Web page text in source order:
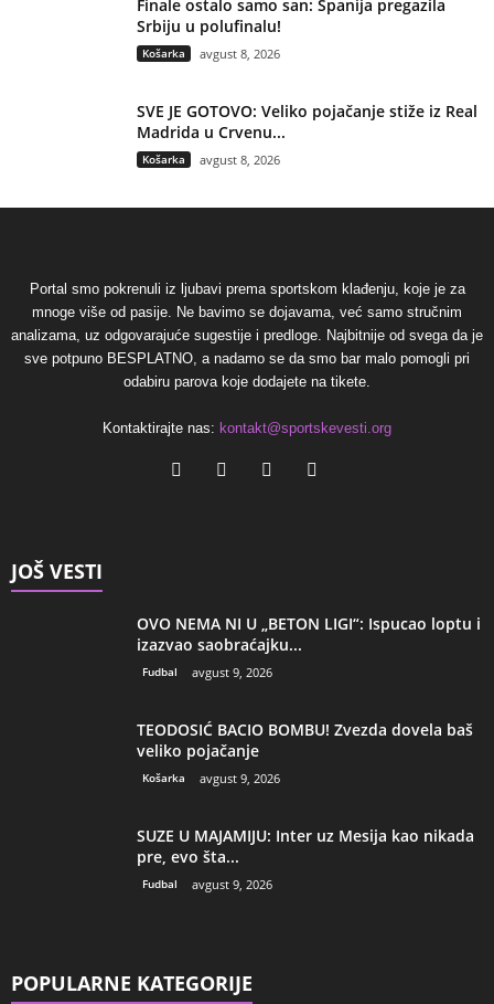
Finale ostalo samo san: Španija pregazila
Srbiju u polufinalu!
Košarka avgust 8, 2026
SVE JE GOTOVO: Veliko pojačanje stiže iz Real
Madrida u Crvenu...
Košarka avgust 8, 2026
Portal smo pokrenuli iz ljubavi prema sportskom klađenju, koje je za
mnoge više od pasije. Ne bavimo se dojavama, već samo stručnim
analizama, uz odgovarajuće sugestije i predloge. Najbitnije od svega da je
sve potpuno BESPLATNO, a nadamo se da smo bar malo pomogli pri
odabiru parova koje dodajete na tikete.
Kontaktirajte nas: kontakt@sportskevesti.org
JOŠ VESTI
OVO NEMA NI U „BETON LIGI“: Ispucao loptu i
izazvao saobraćajku...
Fudbal avgust 9, 2026
TEODOSIĆ BACIO BOMBU! Zvezda dovela baš
veliko pojačanje
Košarka avgust 9, 2026
SUZE U MAJAMIJU: Inter uz Mesija kao nikada
pre, evo šta...
Fudbal avgust 9, 2026
POPULARNE KATEGORIJE